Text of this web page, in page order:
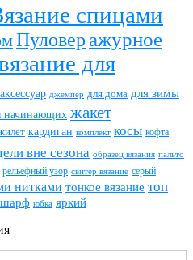
спицами
Пуловер ажурное
для
джемпер для дома для зимы
начинающих жакет
кардиган комплект косы кофта
вне сезона образец вязания пальто
рельефный узор свитер вязание серый
нитками тонкое вязание топ
шарф юбка яркий